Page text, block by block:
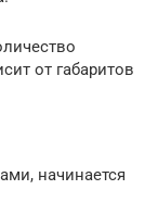
от габаритов
начинается